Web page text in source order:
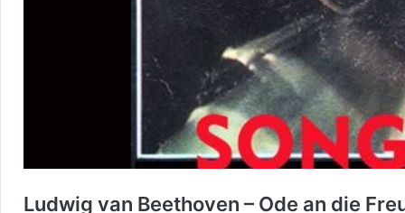
Ludwig van Beethoven – Ode an die